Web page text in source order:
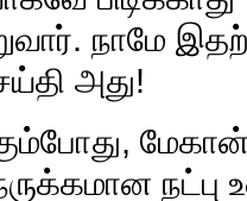
நாமே
அது!
நட்பு